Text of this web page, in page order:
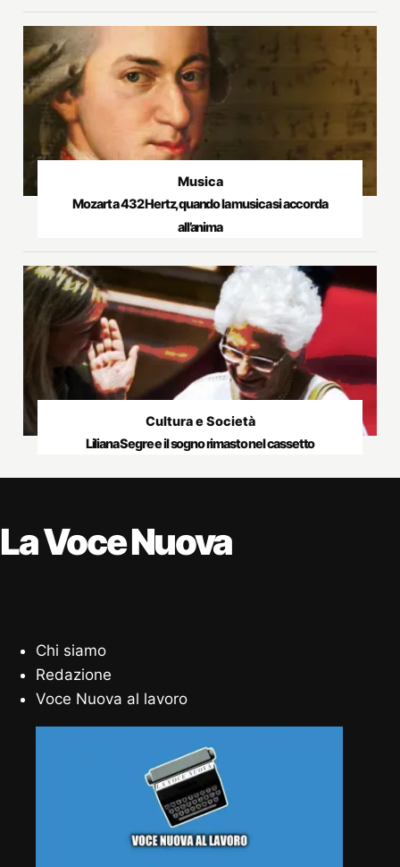
Musica
Mozart a 432 Hertz, quando la musica si accorda
all’anima
Cultura e Società
Liliana Segre e il sogno rimasto nel cassetto
La Voce Nuova
Chi siamo
Redazione
Voce Nuova al lavoro